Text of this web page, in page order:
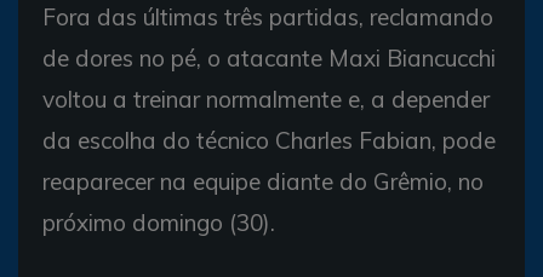
Fora das últimas três partidas, reclamando
de dores no pé, o atacante Maxi Biancucchi
voltou a treinar normalmente e, a depender
da escolha do técnico Charles Fabian, pode
reaparecer na equipe diante do Grêmio, no
próximo domingo (30).